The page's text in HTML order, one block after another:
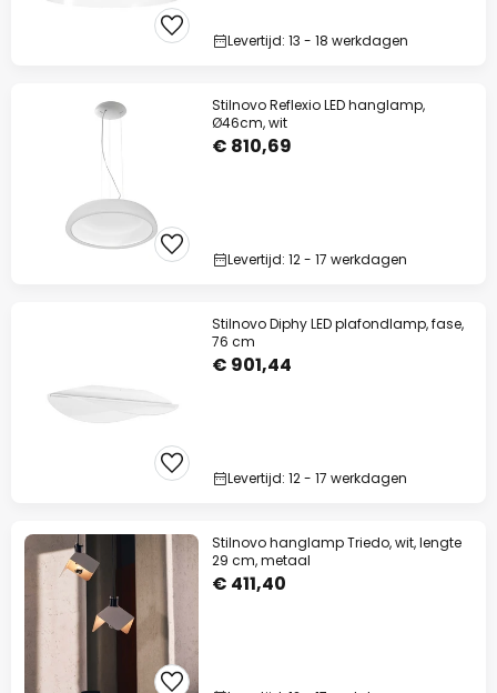
Levertijd: 13 - 18 werkdagen
Stilnovo Reflexio LED hanglamp,
Ø46cm, wit
€ 810,69
Levertijd: 12 - 17 werkdagen
Stilnovo Diphy LED plafondlamp, fase,
76 cm
€ 901,44
Levertijd: 12 - 17 werkdagen
Stilnovo hanglamp Triedo, wit, lengte
29 cm, metaal
€ 411,40